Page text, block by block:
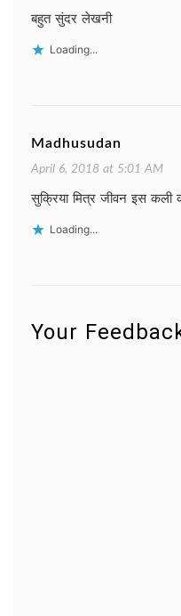
बहुत सुंदर लेखनी
Loading...
Madhusudan
April 6, 2018 at 5:01 AM
सुक्रिया मित्र जीवन इस कली
Loading...
Your